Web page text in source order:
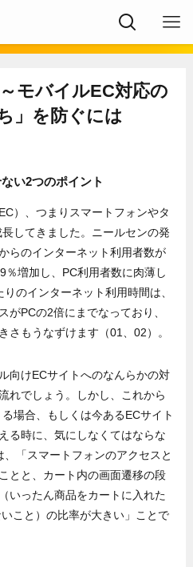
モバイルEC対応の
」を防ぐには
い2つのポイント
）、つまりスマートフォンやタ
してきました。ニールセンの発
らのインターネット利用者数が
増加し、PC利用者数に肉薄し
のインターネット利用時間は、
がPCの2倍にまでなっており、
さもうなずけます（01、02）。
向けECサイトへのなんらかの対
れでしょう。しかし、これから
場合、もしくは今あるECサイト
る時に、気にしなくてはならな
「スマートフォンのアクセスと
とと、カート内の画面遷移の段
いったん商品をカートに入れた
こと）の比率が大きい」ことで